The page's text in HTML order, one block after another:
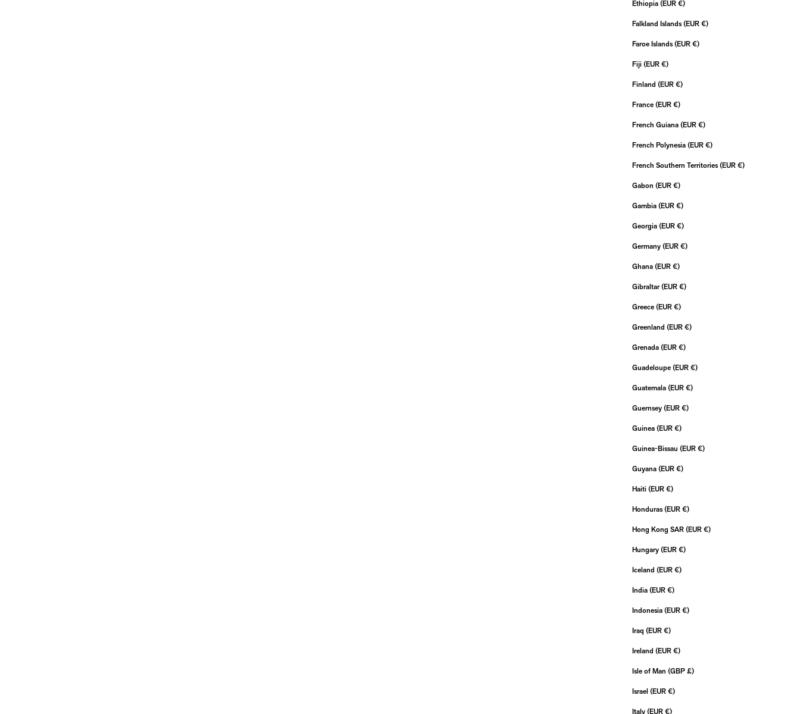
Ethiopia (EUR €)
Falkland Islands (EUR €)
Faroe Islands (EUR €)
Fiji (EUR €)
Finland (EUR €)
France (EUR €)
French Guiana (EUR €)
French Polynesia (EUR €)
French Southern Territories (EUR €)
Gabon (EUR €)
Gambia (EUR €)
Georgia (EUR €)
Germany (EUR €)
Ghana (EUR €)
Gibraltar (EUR €)
Greece (EUR €)
Greenland (EUR €)
Grenada (EUR €)
Guadeloupe (EUR €)
Guatemala (EUR €)
Guernsey (EUR €)
Guinea (EUR €)
Guinea-Bissau (EUR €)
Guyana (EUR €)
Haiti (EUR €)
Honduras (EUR €)
Hong Kong SAR (EUR €)
Hungary (EUR €)
Iceland (EUR €)
India (EUR €)
Indonesia (EUR €)
Iraq (EUR €)
Ireland (EUR €)
Isle of Man (GBP £)
Israel (EUR €)
Italy (EUR €)